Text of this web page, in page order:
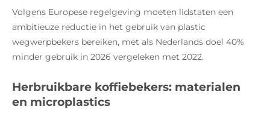
Volgens Europese regelgeving moeten lidstaten een
ambitieuze reductie in het gebruik van plastic
wegwerpbekers bereiken, met als Nederlands doel 40%
minder gebruik in 2026 vergeleken met 2022.
Herbruikbare koffiebekers: materialen
en microplastics